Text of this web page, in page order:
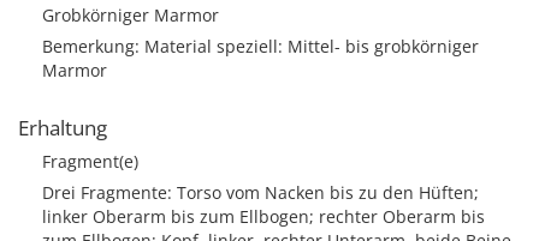
Grobkörniger Marmor
Bemerkung: Material speziell: Mittel- bis grobkörniger
Marmor
Erhaltung
Fragment(e)
Drei Fragmente: Torso vom Nacken bis zu den Hüften;
linker Oberarm bis zum Ellbogen; rechter Oberarm bis